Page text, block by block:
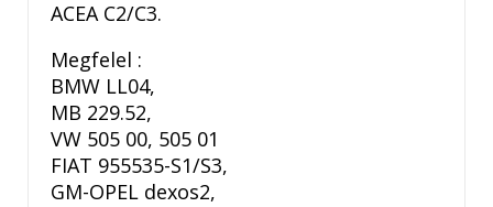
ACEA C2/C3.
Megfelel :
BMW LL04,
MB 229.52,
VW 505 00, 505 01
FIAT 955535-S1/S3,
GM-OPEL dexos2,